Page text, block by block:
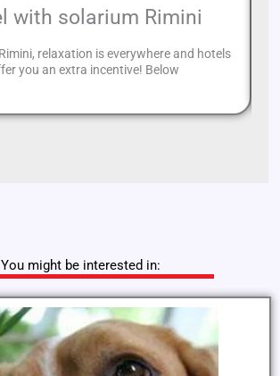
with solarium Rimini
relaxation is everywhere and hotels
you an extra incentive! Below
You might be interested in: